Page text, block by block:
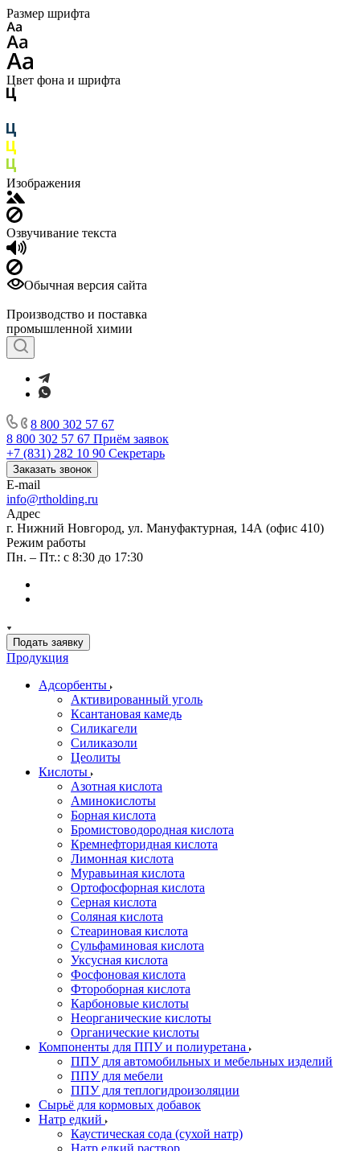
Размер шрифта
Цвет фона и шрифта
Изображения
Озвучивание текста
Обычная версия сайта
Производство и поставка
промышленной химии
8 800 302 57 67
8 800 302 57 67 Приём заявок
+7 (831) 282 10 90 Секретарь
Заказать звонок
E-mail
info@rtholding.ru
Адрес
г. Нижний Новгород, ул. Мануфактурная, 14А (офис 410)
Режим работы
Пн. – Пт.: с 8:30 до 17:30
Подать заявку
Продукция
Адсорбенты
Активированный уголь
Ксантановая камедь
Силикагели
Силиказоли
Цеолиты
Кислоты
Азотная кислота
Аминокислоты
Борная кислота
Бромистоводородная кислота
Кремнефторидная кислота
Лимонная кислота
Муравьиная кислота
Ортофосфорная кислота
Серная кислота
Соляная кислота
Стеариновая кислота
Сульфаминовая кислота
Уксусная кислота
Фосфоновая кислота
Фтороборная кислота
Карбоновые кислоты
Неорганические кислоты
Органические кислоты
Компоненты для ППУ и полиуретана
ППУ для автомобильных и мебельных изделий
ППУ для мебели
ППУ для теплогидроизоляции
Сырьё для кормовых добавок
Натр едкий
Каустическая сода (сухой натр)
Натр едкий раствор